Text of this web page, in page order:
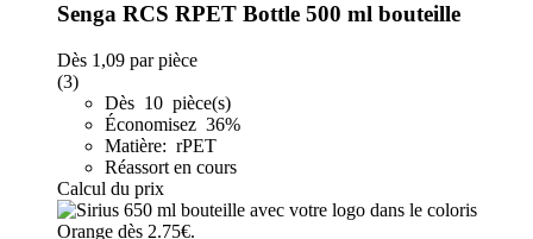
Senga RCS RPET Bottle 500 ml bouteille
Dès 1,09 par pièce
(3)
Dès 10 pièce(s)
Économisez 36%
Matière: rPET
Réassort en cours
Calcul du prix